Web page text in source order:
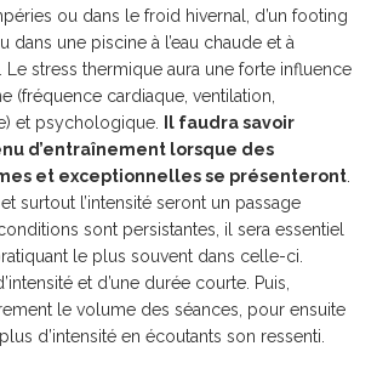
ou dans le froid hivernal, d’un footing
dans une piscine à l’eau chaude et à
Le stress thermique aura une forte influence
(fréquence cardiaque, ventilation,
et psychologique.
Il faudra savoir
d’entraînement lorsque des
et exceptionnelles se présenteront
surtout l’intensité seront un passage
sont persistantes, il sera essentiel
le plus souvent dans celle-ci.
et d’une durée courte. Puis,
le volume des séances, pour ensuite
d’intensité en écoutants son ressenti.